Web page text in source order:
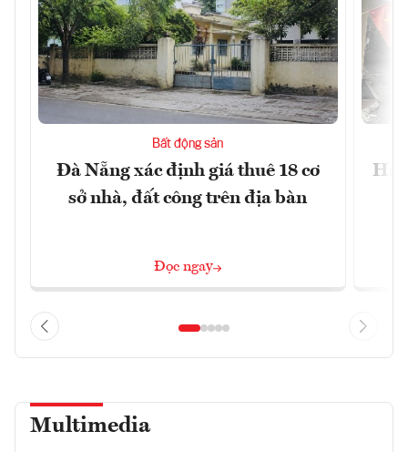
Bất động sản
Đà Nẵng xác định giá thuê 18 cơ
sở nhà, đất công trên địa bàn
Đọc ngay
Hài
Multimedia